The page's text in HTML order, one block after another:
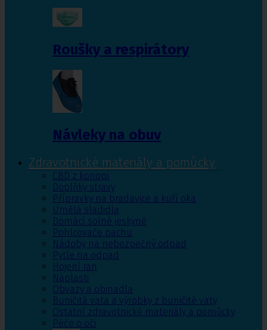
Roušky a respirátory
Návleky na obuv
Zdravotnické materiály a pomůcky
CBD z konopí
Doplňky stravy
Přípravky na bradavice a kuří oka
Umělá sladidla
Domácí solné jeskyně
Pohlcovače pachu
Nádoby na nebezpečný odpad
Pytle na odpad
Hojení ran
Náplasti
Obvazy a obinadla
Buničitá vata a výrobky z buničité vaty
Ostatní zdravotnické materiály a pomůcky
Péče o oči